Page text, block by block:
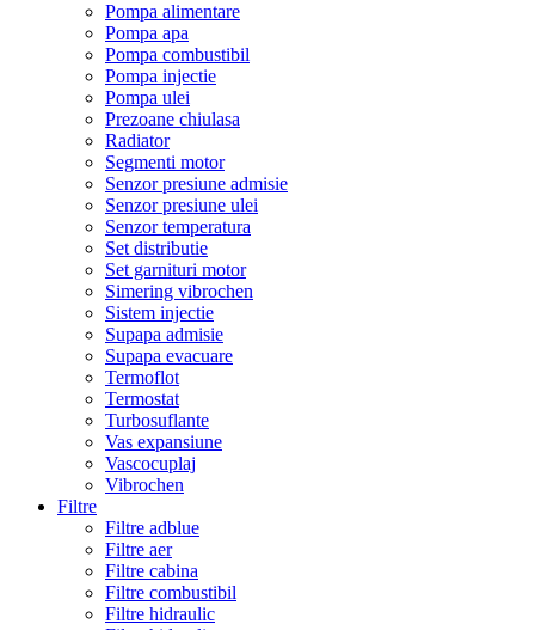
Pompa alimentare
Pompa apa
Pompa combustibil
Pompa injectie
Pompa ulei
Prezoane chiulasa
Radiator
Segmenti motor
Senzor presiune admisie
Senzor presiune ulei
Senzor temperatura
Set distributie
Set garnituri motor
Simering vibrochen
Sistem injectie
Supapa admisie
Supapa evacuare
Termoflot
Termostat
Turbosuflante
Vas expansiune
Vascocuplaj
Vibrochen
Filtre
Filtre adblue
Filtre aer
Filtre cabina
Filtre combustibil
Filtre hidraulic